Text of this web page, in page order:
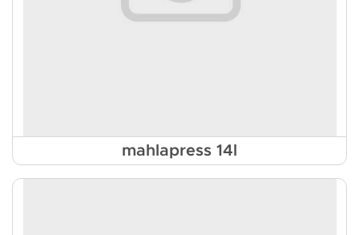
mahlapress 14l